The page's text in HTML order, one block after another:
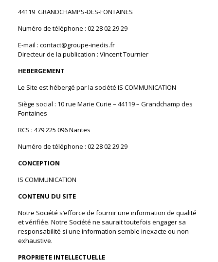
44119 GRANDCHAMPS-DES-FONTAINES
Numéro de téléphone : 02 28 02 29 29
E-mail : contact@groupe-inedis.fr
Directeur de la publication : Vincent Tournier
HEBERGEMENT
Le Site est hébergé par la société IS COMMUNICATION
Siège social : 10 rue Marie Curie – 44119 – Grandchamp des
Fontaines
RCS : 479 225 096 Nantes
Numéro de téléphone : 02 28 02 29 29
CONCEPTION
IS COMMUNICATION
CONTENU DU SITE
Notre Société s’efforce de fournir une information de qualité
et vérifiée. Notre Société ne saurait toutefois engager sa
responsabilité si une information semble inexacte ou non
exhaustive.
PROPRIETE INTELLECTUELLE